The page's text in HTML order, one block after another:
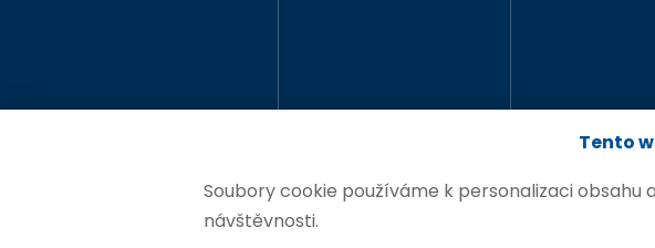
Tento
Soubory cookie používáme k personalizaci
návštěvnosti.